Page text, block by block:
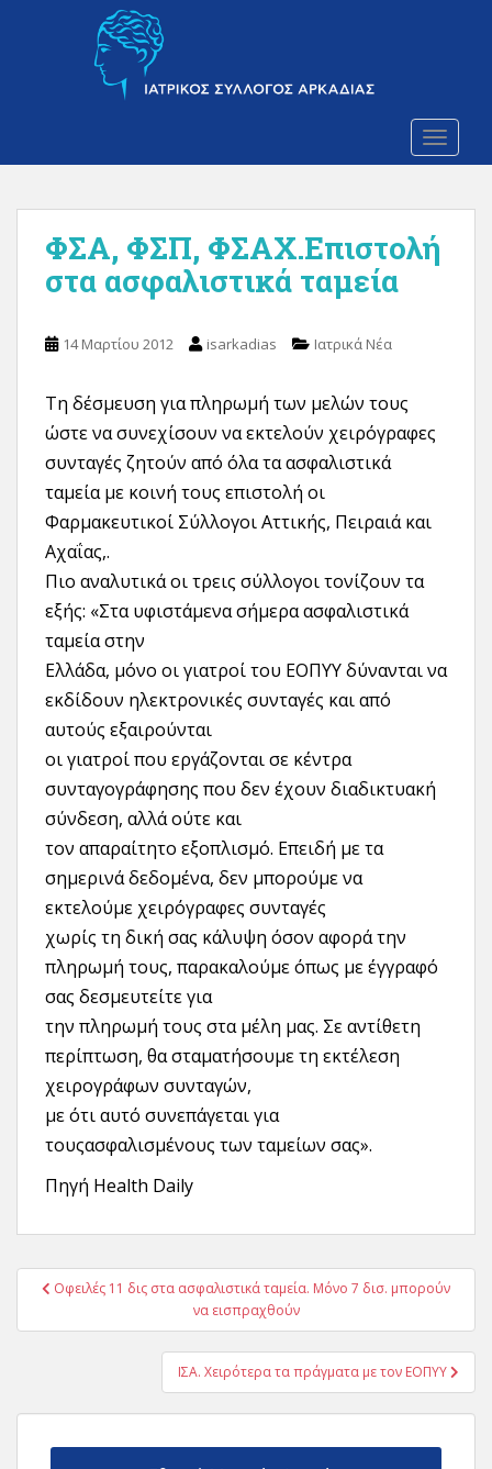
m
ΦΣΑ, ΦΣΠ, ΦΣΑΧ.Επιστολή
στα ασφαλιστικά ταμεία
14 Μαρτίου 2012 isarkadias Ιατρικά Νέα
Τη δέσμευση για πληρωμή των μελών τους
ώστε να συνεχίσουν να εκτελούν χειρόγραφες
συνταγές ζητούν από όλα τα ασφαλιστικά
ταμεία με κοινή τους επιστολή οι
Φαρμακευτικοί Σύλλογοι Αττικής, Πειραιά και
Αχαΐας,.
Πιο αναλυτικά οι τρεις σύλλογοι τονίζουν τα
εξής: «Στα υφιστάμενα σήμερα ασφαλιστικά
ταμεία στην
Ελλάδα, μόνο οι γιατροί του ΕΟΠΥΥ δύνανται να
εκδίδουν ηλεκτρονικές συνταγές και από
αυτούς εξαιρούνται
οι γιατροί που εργάζονται σε κέντρα
συνταγογράφησης που δεν έχουν διαδικτυακή
σύνδεση, αλλά ούτε και
τον απαραίτητο εξοπλισμό. Επειδή με τα
σημερινά δεδομένα, δεν μπορούμε να
εκτελούμε χειρόγραφες συνταγές
χωρίς τη δική σας κάλυψη όσον αφορά την
πληρωμή τους, παρακαλούμε όπως με έγγραφό
σας δεσμευτείτε για
την πληρωμή τους στα μέλη μας. Σε αντίθετη
περίπτωση, θα σταματήσουμε τη εκτέλεση
χειρογράφων συνταγών,
με ότι αυτό συνεπάγεται για
τουςασφαλισμένους των ταμείων σας».
Πηγή Health Daily
Πλοήγηση
Οφειλές 11 δις στα ασφαλιστικά ταμεία. Μόνο 7 δισ. μπορούν
να εισπραχθούν
ΙΣΑ. Χειρότερα τα πράγματα με τον ΕΟΠΥΥ